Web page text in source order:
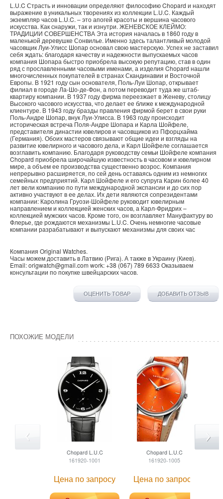
L.U.C Страсть и инновации определяют философию Chopard и находят
выражение в уникальных творениях из коллекции L.U.C. Каждый
экземпляр часов L.U.C. – это апогей красоты и вершина часового
искусства. Как снаружи, так и изнутри. ЖЕНЕВСКОЕ КЛЕЙМО:
ТРАДИЦИИ СОВЕРШЕНСТВА Эта история началась в 1860 году в
маленькой деревушке Сонвилье. Именно здесь талантливый молодой
часовщик Луи-Улисс Шопар основал свою мастерскую. Успех не заставил
себя ждать: благодаря качеству и надежности выпускаемых часов
компания Шопара быстро приобрела высокую репутацию, став в один
ряд с прославленными часовыми именами, а изделия Chopard нашли
многочисленных покупателей в странах Скандинавии и Восточной
Европы. В 1921 году сын основателя, Поль-Луи Шопар, открывает
филиал в городе Ла-Шо-де-Фон, а потом переводит туда же штаб-
квартиру компании. В 1937 году фирма переезжает в Женеву, столицу
Высокого часового искусства, что делает ее ближе к международной
клиентуре. В 1943 году бразды правления фирмой берет в свои руки
Поль-Андре Шопар, внук Луи-Улисса. В 1963 году происходит
историческая встреча Поля-Андре Шопара и Карла Шойфеле,
представителя династии ювелиров и часовщиков из Пфорцхайма
(Германия). Обоих мастеров связывают общие идеи и взгляды на
развитие ювелирного и часового дела, и Карл Шойфеле соглашается
возглавить компанию. Благодаря руководству семьи Шойфеле компания
Chopard приобрела широчайшую известность в часовом и ювелирном
мире, а объем ее производства существенно возрос. Компания
непрерывно расширяется, по сей день оставаясь одним из немногих
семейных предприятий. Карл Шойфеле и его супруга Карин более 40
лет вели компанию по пути международной экспансии и до сих пор
активно участвуют в ее делах. Их дети являются сопрезидентами
компании: Каролина Груози-Шойфеле руководит ювелирным
направлением и коллекцией женских часов, а Карл-Фридрих –
коллекцией мужских часов. Кроме того, он возглавляет Мануфактуру во
Флерье, где рождаются механизмы L.U.C. Очень немногие часовые
компании разрабатывают и выпускают механизмы для своих час
Компания Original Watches.
Часы можем доставить в Латвию (Рига). А также вУкраину (Киев).
Email:origwatch@gmail.com work:+38 (067) 789 6633 Оказываем
консультации по покупке швейцарских часов.
ОЦЕНИТЬ ТОВАР ДОБАВИТЬ ОТЗЫВ
ПОХОЖИЕ МОДЕЛИ
ChopardL.U.C
161920-1001
Цена по запросу
ChopardL.U.C
161920-1005
Цена по запросу